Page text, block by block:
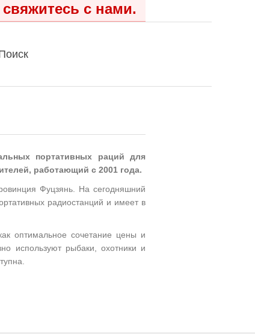
с нами.
портативных раций для
работающий с 2001 года.
Фуцзянь. На сегодняшний
радиостанций и имеет в
оптимальное сочетание цены и
используют рыбаки, охотники и